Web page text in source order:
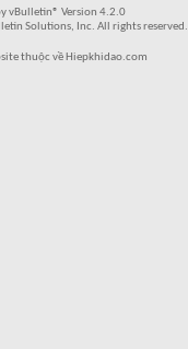
vBulletin® Version 4.2.0
Solutions, Inc. All rights reserved.
thuộc về Hiepkhidao.com